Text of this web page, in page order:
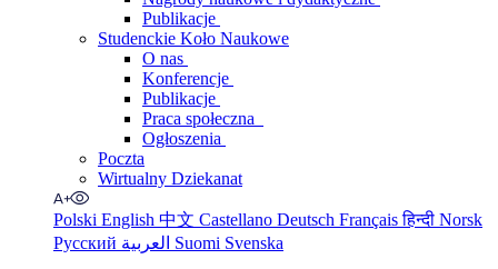
Publikacje
Studenckie Koło Naukowe
O nas
Konferencje
Publikacje
Praca społeczna
Ogłoszenia
Poczta
Wirtualny Dziekanat
Polski English 中文 Castellano Deutsch Françaisहिन्दी Norsk
Русский
Suomi Svenska